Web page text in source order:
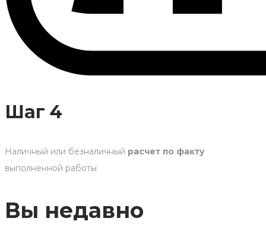
Шаг 4
Наличный или безналичный расчет по факту
выполненной работы
Вы недавно